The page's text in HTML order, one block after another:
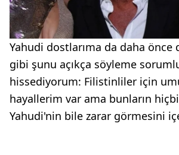
Yahudi dostlarıma da daha önce
gibi şunu açıkça söyleme
hissediyorum: Filistinliler için
hayallerim var ama bunların
Yahudi'nin bile zarar görmesini